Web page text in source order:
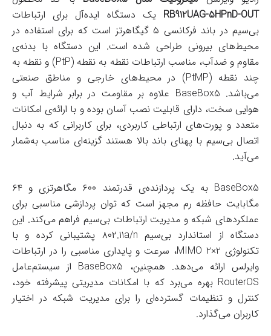
RB912UAG-5HPnD-OUT یک دستگاه ایده‌آل برای ارتباطات
بی‌سیم در باند فرکانسی ۵ گیگاهرتز است که برای استفاده در
محیط‌های بیرونی طراحی شده است. این دستگاه با بدنه‌ی
مقاوم و ضدآب، مناسب ارتباطات نقطه به نقطه (PtP) و نقطه به
چند نقطه (PtMP) در محیط‌های خارجی و مناطق صنعتی
می‌باشد. BaseBox5 علاوه بر مقاومت در برابر شرایط آب و
هوایی سخت، دارای قابلیت نصب آسان بوده و با ارائه‌ی امکانات
متعدد و پورت‌های ارتباطی کاربردی، برای کاربرانی که به دنبال
اتصال بی‌سیم با پهنای باند بالا هستند گزینه‌ای مناسب به‌شمار
می‌آید.
BaseBox5 به یک پردازنده‌ی قدرتمند ۶۰۰ مگاهرتزی و ۶۴
مگابایت حافظه رم مجهز است که توان پردازشی مناسبی برای
عملکردهای شبکه و مدیریت ارتباطات بی‌سیم فراهم می‌کند. این
دستگاه از استاندارد بی‌سیم ۸۰۲.11a/n پشتیبانی کرده و با
تکنولوژی MIMO 2×2، سرعت و پایداری مناسبی را در ارتباطات
وایرلس ارائه می‌دهد. همچنین، BaseBox5 از سیستم‌عامل
RouterOS بهره می‌برد که با امکانات مدیریتی پیشرفته خود،
کنترل و تنظیمات گسترده‌ای را برای مدیریت شبکه در اختیار
کاربران می‌گذارد.